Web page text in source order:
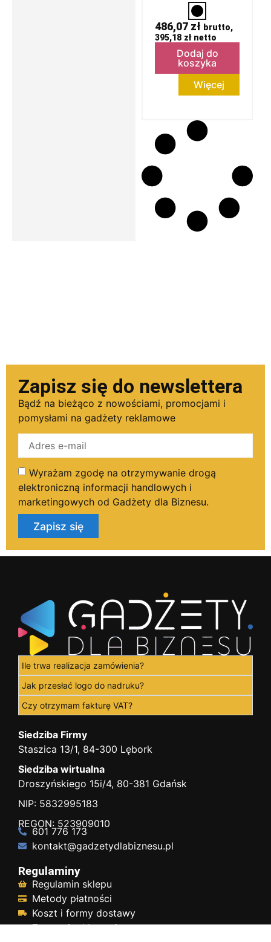
486,07 zł brutto,
395,18 złnetto
Dodaj do
koszyka
Więcej
Zapisz się do newslettera
Bądź na bieżąco z nowościami, promocjami i
pomysłami na gadżety reklamowe
Wyrażam zgodę na otrzymywanie drogą
elektroniczną informacji handlowych i
marketingowych od Gadżety dla Biznesu.
Zapisz się
Ile trwa realizacja zamówienia?
Jak przesłać logo do nadruku?
Czy otrzymam fakturę VAT?
Siedziba Firmy
Staszica 13/1, 84-300 Lębork
Siedziba wirtualna
Droszyńskiego 15i/4, 80-381 Gdańsk
NIP: 5832995183
REGON: 523909010
601 776 173
kontakt@gadzetydlabiznesu.pl
Regulaminy
Regulamin sklepu
Metody płatności
Koszt i formy dostawy
Zwroty i reklamacja